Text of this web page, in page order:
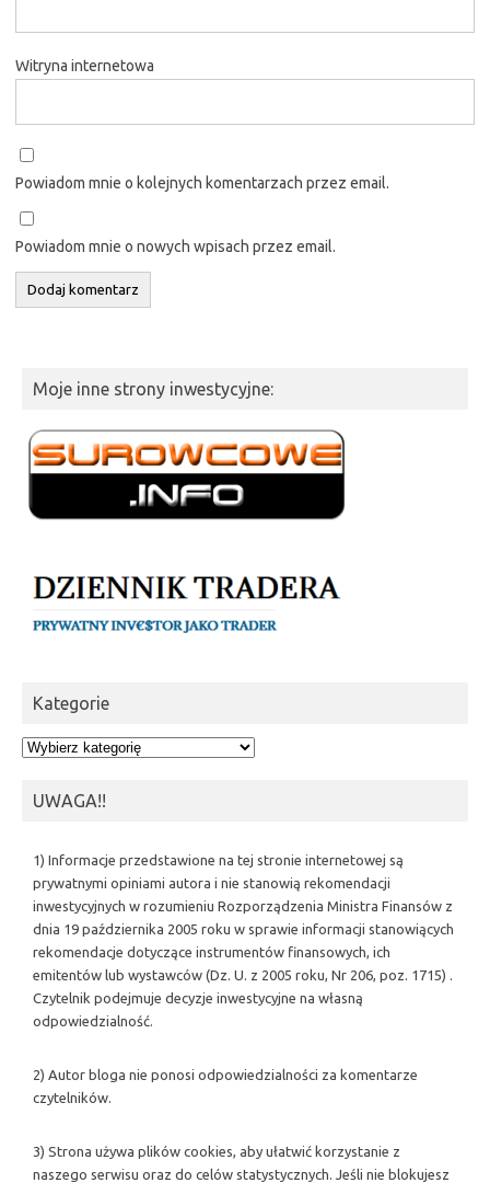
Witryna internetowa
Powiadom mnie o kolejnych komentarzach przez email.
Powiadom mnie o nowych wpisach przez email.
Moje inne strony inwestycyjne:
Kategorie
Kategorie
UWAGA!!
1) Informacje przedstawione na tej stronie internetowej są
prywatnymi opiniami autora i nie stanowią rekomendacji
inwestycyjnych w rozumieniu Rozporządzenia Ministra Finansów z
dnia 19 października 2005 roku w sprawie informacji stanowiących
rekomendacje dotyczące instrumentów finansowych, ich
emitentów lub wystawców (Dz. U. z 2005 roku, Nr 206, poz. 1715) .
Czytelnik podejmuje decyzje inwestycyjne na własną
odpowiedzialność.
2) Autor bloga nie ponosi odpowiedzialności za komentarze
czytelników.
3) Strona używa plików cookies, aby ułatwić korzystanie z
naszego serwisu oraz do celów statystycznych. Jeśli nie blokujesz